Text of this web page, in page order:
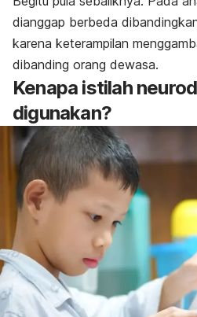
dianggap berbeda
karena keterampilan
dibanding orang dewasa.
Kenapa istilah
digunakan?